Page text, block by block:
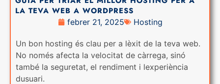
LA TEVA WEB A WORDPRESS
febrer 21, 2025 Hosting
Un bon hosting és clau per a lèxit de la teva web.
No només afecta la velocitat de càrrega, sinó
també la seguretat, el rendiment i lexperiència
dusuari.